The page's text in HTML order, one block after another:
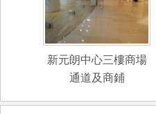
新元朗中心三樓商場
通道及商鋪